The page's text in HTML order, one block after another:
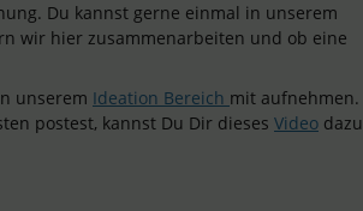
Du kannst gerne einmal in unserem
wir hier zusammenarbeiten und ob eine
unserem Ideation Bereich mit aufnehmen.
postest, kannst Du Dir dieses Video dazu